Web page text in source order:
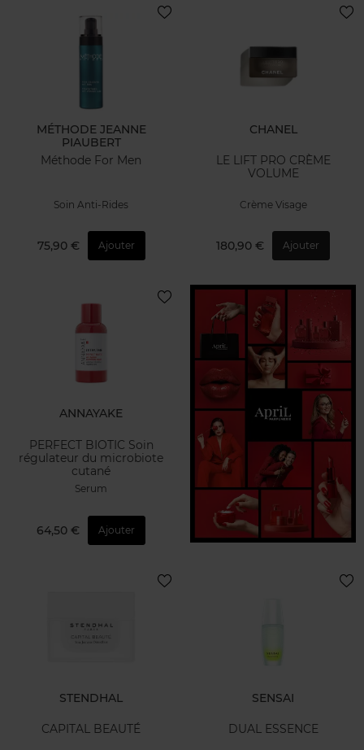
MÉTHODE JEANNE
PIAUBERT
Méthode For Men
Soin Anti-Rides
75,90 € Ajouter
CHANEL
LE LIFT PRO CRÈME
VOLUME
Crème Visage
180,90 € Ajouter
ANNAYAKE
PERFECT BIOTIC Soin
régulateur du microbiote
cutané
Serum
64,50 € Ajouter
STENDHAL
CAPITAL BEAUTÉ
SENSAI
DUAL ESSENCE